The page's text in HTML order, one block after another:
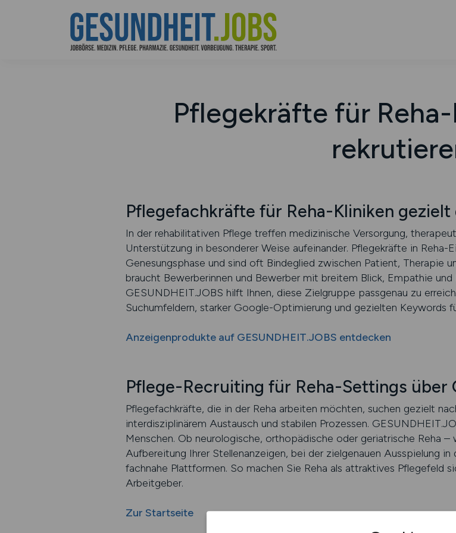
Pflegekräfte für
Pflegefachkräfte für Reha-Kliniken gezielt
In der rehabilitativen Pflege treffen medizinische Versorgung,
Unterstützung in besonderer Weise aufeinander. Pflegekräfte in
Genesungsphase und sind oft Bindeglied zwischen Patient, Therapie
braucht Bewerberinnen und Bewerber mit breitem Blick, Empathie
GESUNDHEIT.JOBS hilft Ihnen, diese Zielgruppe passgenau zu
Suchumfeldern, starker Google-Optimierung und gezielten Keywords
Anzeigenprodukte auf GESUNDHEIT.JOBS entdecken
Pflege-Recruiting für Reha-Settings über
Pflegefachkräfte, die in der Reha arbeiten möchten, suchen gezielt
interdisziplinärem Austausch und stabilen Prozessen.
Menschen. Ob neurologische, orthopädische oder geriatrische Reha
Aufbereitung Ihrer Stellenanzeigen, bei der zielgenauen Ausspielung
fachnahe Plattformen. So machen Sie Reha als attraktives Pflegefeld
Arbeitgeber.
Zur Startseite